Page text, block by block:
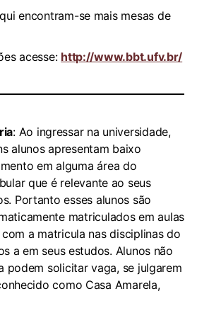
encontram-se mais mesas de
acesse: http://www.bbt.ufv.br/
: Ao ingressar na universidade,
alunos apresentam baixo
em alguma área do
que é relevante ao seus
Portanto esses alunos são
matriculados em aulas
a matricula nas disciplinas do
a em seus estudos. Alunos não
podem solicitar vaga, se julgarem
como Casa Amarela,